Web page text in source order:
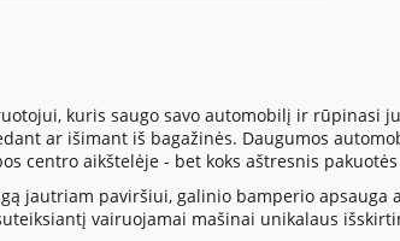
kuris saugo savo automobilį ir
ar išimant iš bagažinės. Daugumos
centro aikštelėje - bet koks aštresnis
jautriam paviršiui, galinio bamperio
vairuojamai mašinai unikalaus